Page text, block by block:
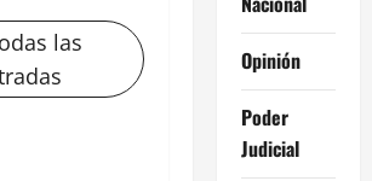
las
Opinión
Poder
Judicial